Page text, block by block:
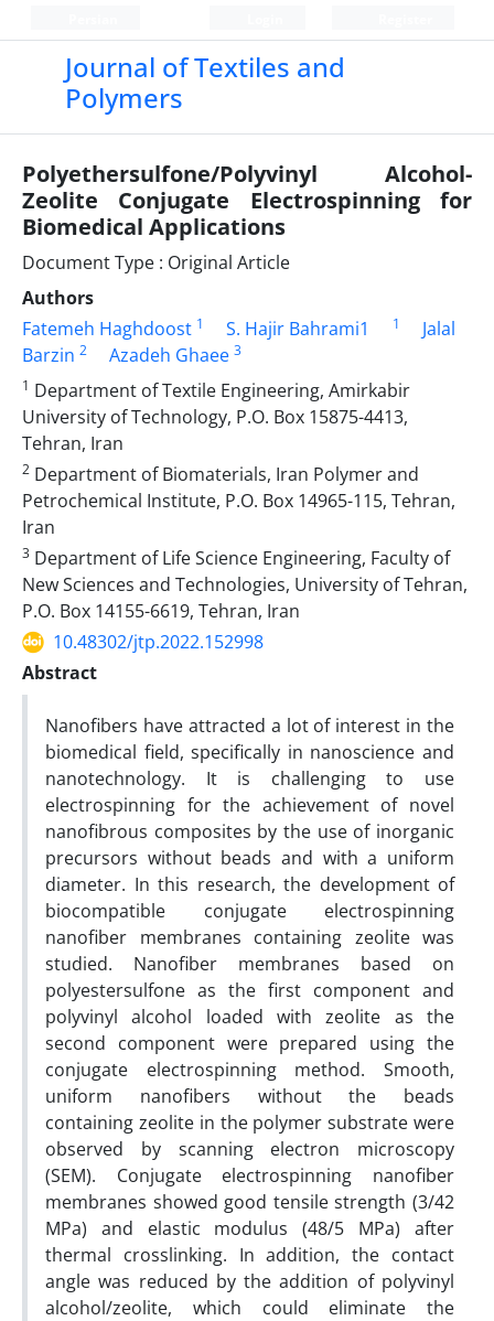
Journal of Textiles and
Polymers
Polyethersulfone/Polyvinyl Alcohol-
Zeolite Conjugate Electrospinning for
Biomedical Applications
Document Type : Original Article
Authors
Fatemeh Haghdoost 1 S. Hajir Bahrami1 1
Jalal
Barzin 2 Azadeh Ghaee 3
1 Department of Textile Engineering, Amirkabir
University of Technology, P.O. Box 15875-4413,
Tehran, Iran
2 Department of Biomaterials, Iran Polymer and
Petrochemical Institute, P.O. Box 14965-115, Tehran,
Iran
3 Department of Life Science Engineering, Faculty of
New Sciences and Technologies, University of Tehran,
P.O. Box 14155-6619, Tehran, Iran
10.48302/jtp.2022.152998
Abstract
Nanofibers have attracted a lot of interest in the
biomedical field, specifically in nanoscience and
nanotechnology. It is challenging to use
electrospinning for the achievement of novel
nanofibrous composites by the use of inorganic
precursors without beads and with a uniform
diameter. In this research, the development of
biocompatible conjugate electrospinning
nanofiber membranes containing zeolite was
studied. Nanofiber membranes based on
polyestersulfone as the first component and
polyvinyl alcohol loaded with zeolite as the
second component were prepared using the
conjugate electrospinning method. Smooth,
uniform nanofibers without the beads
containing zeolite in the polymer substrate were
observed by scanning electron microscopy
(SEM). Conjugate electrospinning nanofiber
membranes showed good tensile strength (3/42
MPa) and elastic modulus (48/5 MPa) after
thermal crosslinking. In addition, the contact
angle was reduced by the addition of polyvinyl
alcohol/zeolite, which could eliminate the